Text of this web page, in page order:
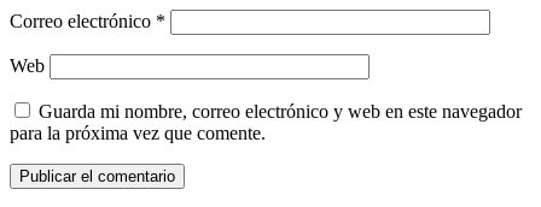
Correo electrónico *
Web
Guarda mi nombre, correo electrónico y web en este navegador
para la próxima vez que comente.